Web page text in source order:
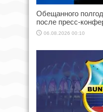
Обещанного
после пресс-
06.08.2026 00:10